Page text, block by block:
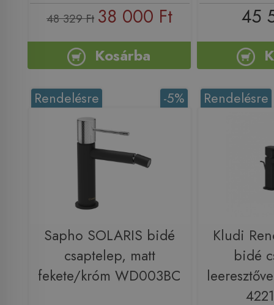
48 329 Ft 38 000 Ft
Kosárba
45
-5%
Rendelésre
Sapho SOLARIS bidé
csaptelep, matt
fekete/króm WD003BC
Rendelésre
Kludi
bidé